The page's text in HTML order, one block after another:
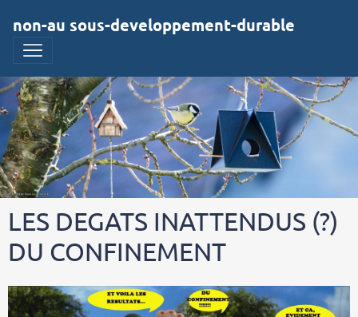
non-au sous-developpement-durable
LES DEGATS INATTENDUS (?)
DU CONFINEMENT